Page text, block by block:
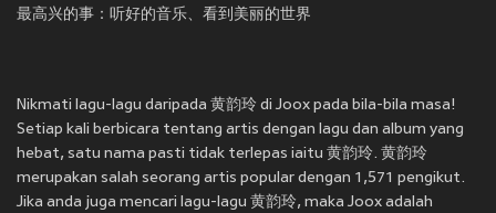
最高兴的事：听好的音乐、看到美丽的世界
Nikmati lagu-lagu daripada 黄韵玲 di Joox pada bila-bila masa!
Setiap kali berbicara tentang artis dengan lagu dan album yang
hebat, satu nama pasti tidak terlepas iaitu 黄韵玲. 黄韵玲
merupakan salah seorang artis popular dengan 1,571 pengikut.
Jika anda juga mencari lagu-lagu 黄韵玲, maka Joox adalah